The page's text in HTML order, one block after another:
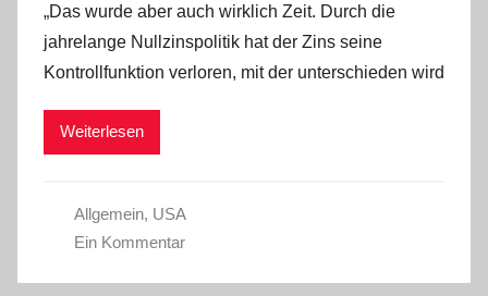
n
a
d
„Das wurde aber auch wirklich Zeit. Durch die
jahrelange Nullzinspolitik hat der Zins seine
Kontrollfunktion verloren, mit der unterschieden wird
Weiterlesen
Allgemein, USA
Ein Kommentar